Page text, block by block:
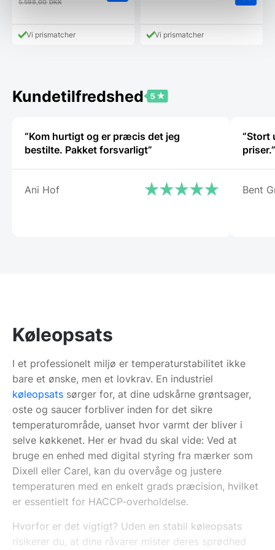
5.598,00DKK
Vi prismatcher Vi prismatcher
Kundetilfredshed
“Kom hurtigt og er præcis det jeg
bestilte. Pakket forsvarligt”
Ani Hof
“Stort
priser.”
Bent
Køleopsats
I et professionelt miljø er temperaturstabilitet ikke
bare et ønske, men et lovkrav. En industriel
køleopsats sørger for, at dine udskårne grøntsager,
oste og saucer forbliver inden for det sikre
temperaturområde, uanset hvor varmt der bliver i
selve køkkenet. Her er hvad du skal vide: Ved at
bruge en enhed med digital styring fra mærker som
Dixell eller Carel, kan du overvåge og justere
temperaturen med en enkelt grads præcision, hvilket
er essentielt for HACCP-overholdelse.
Hvorfor er det vigtigt? Uden en stabil køleopsats
risikerer du, at dine råvarer mister deres sprødhed